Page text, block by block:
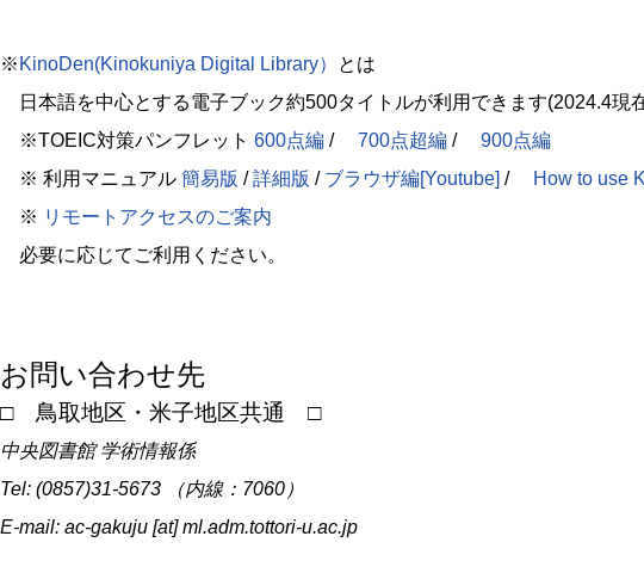
※ KinoDen(Kinokuniya Digital Library）
とは
日本語を中心とする電子ブック約500タイトルが利用できます(2024.4現在
※TOEIC対策パンフレット 600点編 / 700点超編 / 900点編
※ 利用マニュアル 簡易版 /詳細版 / ブラウザ編[Youtube] / How to use
※ リモートアクセスのご案内
必要に応じてご利用ください。
お問い合わせ先
□ 鳥取地区・米子地区共通 □
中央図書館 学術情報係
Tel: (0857)31-5673 （内線：7060）
E-mail: ac-gakuju [at] ml.adm.tottori-u.ac.jp